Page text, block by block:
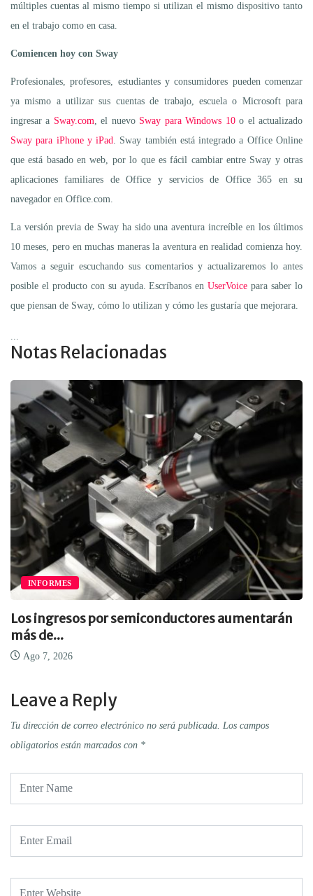
múltiples cuentas al mismo tiempo si utilizan el mismo dispositivo tanto
en el trabajo como en casa.
Comiencen hoy con Sway
Profesionales, profesores, estudiantes y consumidores pueden comenzar
ya mismo a utilizar sus cuentas de trabajo, escuela o Microsoft para
ingresar a Sway.com , el nuevo Sway para Windows 10o el actualizado
Sway para iPhone y iPad
. Sway también está integrado a Office Online
que está basado en web, por lo que es fácil cambiar entre Sway y otras
aplicaciones familiares de Office y servicios de Office 365 en su
navegador en Office.com.
La versión previa de Sway ha sido una aventura increíble en los últimos
10 meses, pero en muchas maneras la aventura en realidad comienza hoy.
Vamos a seguir escuchando sus comentarios y actualizaremos lo antes
posible el producto con su ayuda. Escríbanos enUserVoice para saber lo
que piensan de Sway, cómo lo utilizan y cómo les gustaría que mejorara.
Notas Relacionadas
INFORMES
Los ingresos por semiconductores aumentarán
más de...
Ago 7, 2026
Leave a Reply
Tu dirección de correo electrónico no será publicada. Los campos
obligatorios están marcados con *